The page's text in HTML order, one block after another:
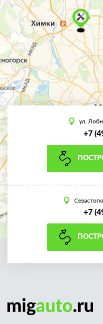
ул.
+7
+7